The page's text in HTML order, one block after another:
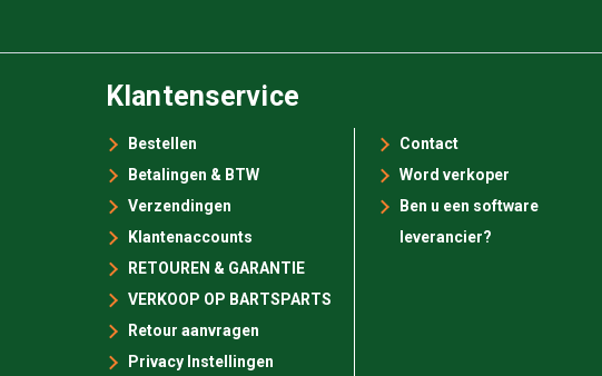
Klantenservice
Bestellen
Betalingen & BTW
Verzendingen
Klantenaccounts
RETOUREN & GARANTIE
VERKOOP OP BARTSPARTS
Retour aanvragen
Privacy Instellingen
Contact
Word verkoper
Ben u een software
leverancier?